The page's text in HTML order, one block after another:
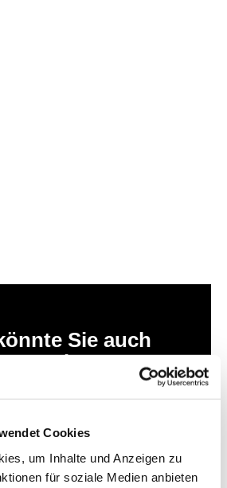
Cookies
um Inhalte und Anzeigen zu
für soziale Medien anbieten
Sie auch